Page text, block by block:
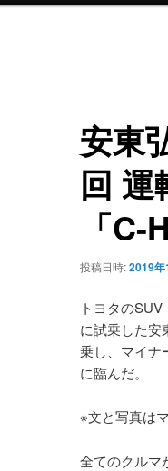
安東
回 運
「
投稿日時:2019年
トヨタの
に試乗した安
乗し、マイナ
に臨んだ。
※文と写真は
全てのクルマ